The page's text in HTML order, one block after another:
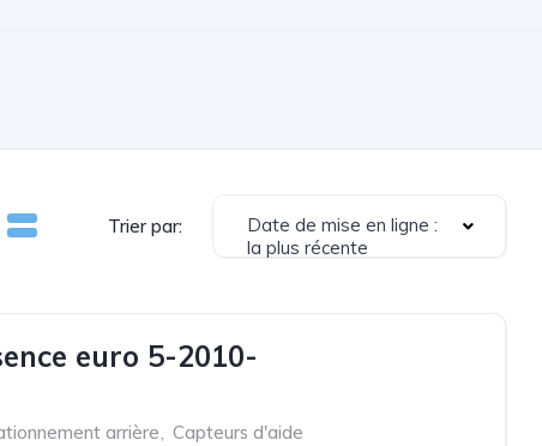
Trier par:
Date de mise en ligne :
la plus récente
euro 5-2010-
arrière, Capteurs d'aide